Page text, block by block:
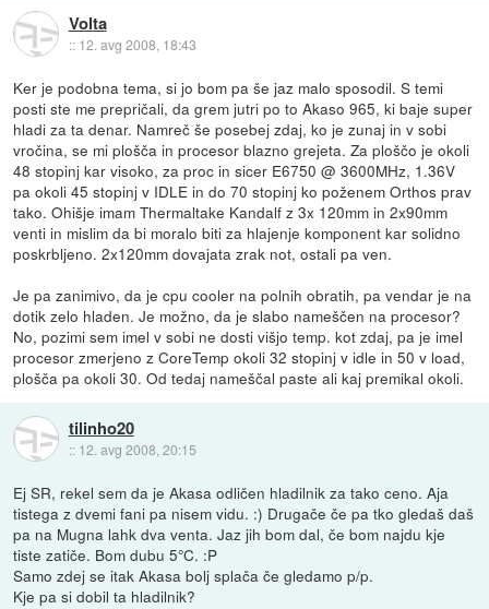
Volta
:: 12. avg 2008, 18:43
Ker je podobna tema, si jo bom pa še jaz malo sposodil. S temi
posti ste me prepričali, da grem jutri po to Akaso 965, ki baje super
hladi za ta denar. Namreč še posebej zdaj, ko je zunaj in v sobi
vročina, se mi plošča in procesor blazno grejeta. Za ploščo je okoli
48 stopinj kar visoko, za proc in sicer E6750 @ 3600MHz, 1.36V
pa okoli 45 stopinj v IDLE in do 70 stopinj ko poženem Orthos prav
tako. Ohišje imam Thermaltake Kandalf z 3x 120mm in 2x90mm
venti in mislim da bi moralo biti za hlajenje komponent kar solidno
poskrbljeno. 2x120mm dovajata zrak not, ostali pa ven.
Je pa zanimivo, da je cpu cooler na polnih obratih, pa vendar je na
dotik zelo hladen. Je možno, da je slabo nameščen na procesor?
No, pozimi sem imel v sobi ne dosti višjo temp. kot zdaj, pa je imel
procesor zmerjeno z CoreTemp okoli 32 stopinj v idle in 50 v load,
plošča pa okoli 30. Od tedaj nameščal paste ali kaj premikal okoli.
tilinho20
:: 12. avg 2008, 20:15
Ej SR, rekel sem da je Akasa odličen hladilnik za tako ceno. Aja
tistega z dvemi fani pa nisem vidu. :) Drugače če pa tko gledaš daš
pa na Mugna lahk dva venta. Jaz jih bom dal, če bom najdu kje
tiste zatiče. Bom dubu 5°C. :P
Samo zdej se itak Akasa bolj splača če gledamo p/p.
Kje pa si dobil ta hladilnik?